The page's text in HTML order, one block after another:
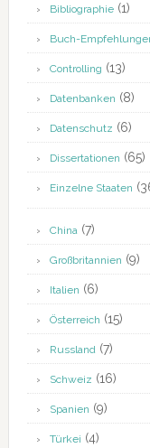
Bibliographie(1)
Buch-
Controlling (13)
Datenbanken (8)
Datenschutz (6)
Dissertationen (65)
Einzelne Staaten
China(7)
Großbritannien (9)
Italien (6)
Österreich (15)
Russland(7)
Schweiz (16)
Spanien (9)
Türkei (4)